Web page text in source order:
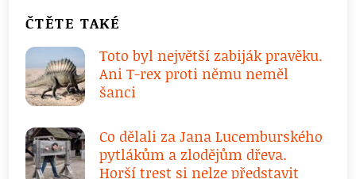
ČTĚTE TAKÉ
Toto byl největší zabiják pravěku.
Ani T-rex proti němu neměl
šanci
Co dělali za Jana Lucemburského
pytlákům a zlodějům dřeva.
Horší trest si nelze představit